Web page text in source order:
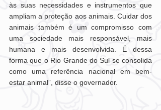
às suas necessidades e instrumentos que
ampliam a proteção aos animais. Cuidar dos
animais também é um compromisso com
uma sociedade mais responsável, mais
humana e mais desenvolvida. É dessa
forma que o Rio Grande do Sul se consolida
como uma referência nacional em bem-
estar animal”, disse o governador.